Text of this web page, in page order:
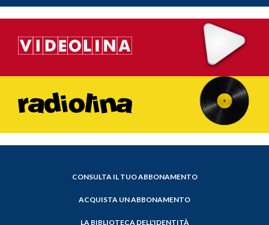
CONSULTA IL TUO ABBONAMENTO
ACQUISTA UN ABBONAMENTO
LA BIBLIOTECA DELL'IDENTITÀ